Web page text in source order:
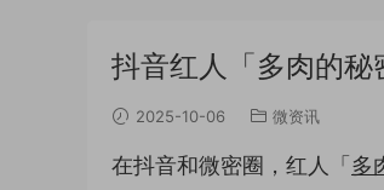
抖音红人「多肉的秘
2025-10-06 微资讯
在抖音和微密圈，红人「 多